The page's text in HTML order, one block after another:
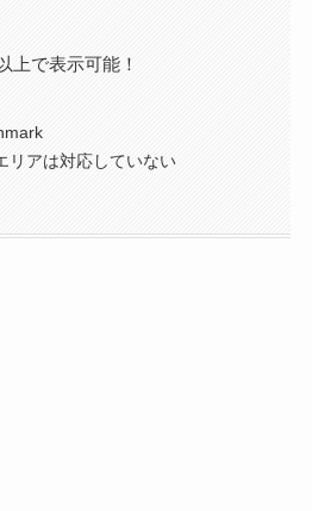
上で表示可能！
リアは対応していない